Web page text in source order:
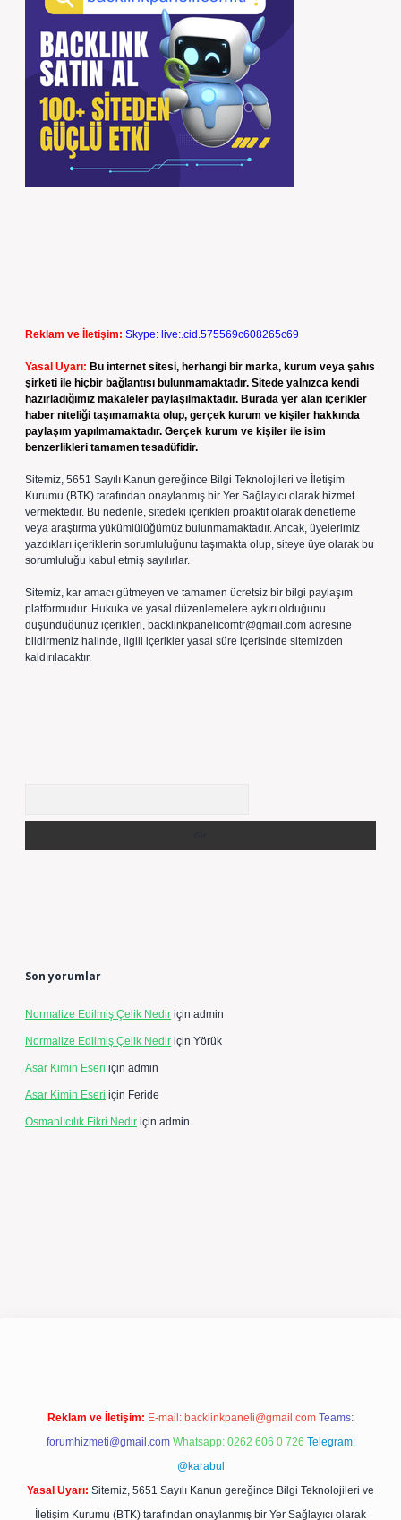
Reklam ve İletişim: Skype: live:.cid.575569c608265c69
Yasal Uyarı: Bu internet sitesi, herhangi bir marka, kurum veya şahıs
şirketi ile hiçbir bağlantısı bulunmamaktadır. Sitede yalnızca kendi
hazırladığımız makaleler paylaşılmaktadır. Burada yer alan içerikler
haber niteliği taşımamakta olup, gerçek kurum ve kişiler hakkında
paylaşım yapılmamaktadır. Gerçek kurum ve kişiler ile isim
benzerlikleri tamamen tesadüfidir.
Sitemiz, 5651 Sayılı Kanun gereğince Bilgi Teknolojileri ve İletişim
Kurumu (BTK) tarafından onaylanmış bir Yer Sağlayıcı olarak hizmet
vermektedir. Bu nedenle, sitedeki içerikleri proaktif olarak denetleme
veya araştırma yükümlülüğümüz bulunmamaktadır. Ancak, üyelerimiz
yazdıkları içeriklerin sorumluluğunu taşımakta olup, siteye üye olarak bu
sorumluluğu kabul etmiş sayılırlar.
Sitemiz, kar amacı gütmeyen ve tamamen ücretsiz bir bilgi paylaşım
platformudur. Hukuka ve yasal düzenlemelere aykırı olduğunu
düşündüğünüz içerikleri, backlinkpanelicomtr@gmail.com adresine
bildirmeniz halinde, ilgili içerikler yasal süre içerisinde sitemizden
kaldırılacaktır.
Son yorumlar
Normalize Edilmiş Çelik Nedir için admin
Normalize Edilmiş Çelik Nedir için Yörük
Asar Kimin Eseri için admin
Asar Kimin Eseri için Feride
Osmanlıcılık Fikri Nedir için admin
Reklam ve İletişim: E-mail: backlinkpaneli@gmail.com Teams:
forumhizmeti@gmail.com Whatsapp: 0262 606 0 726 Telegram:
@karabul
Yasal Uyarı: Sitemiz, 5651 Sayılı Kanun gereğince Bilgi Teknolojileri ve
İletişim Kurumu (BTK) tarafından onaylanmış bir Yer Sağlayıcı olarak